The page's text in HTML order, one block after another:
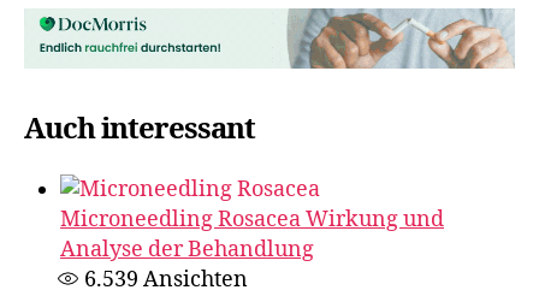
Auch interessant
Microneedling Rosacea Wirkung und
Analyse der Behandlung
6.539 Ansichten